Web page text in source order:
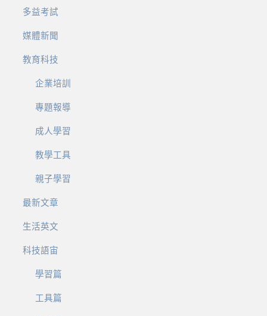
多益考試
媒體新聞
教育科技
企業培訓
專題報導
成人學習
教學工具
親子學習
最新文章
生活英文
科技語宙
學習篇
工具篇